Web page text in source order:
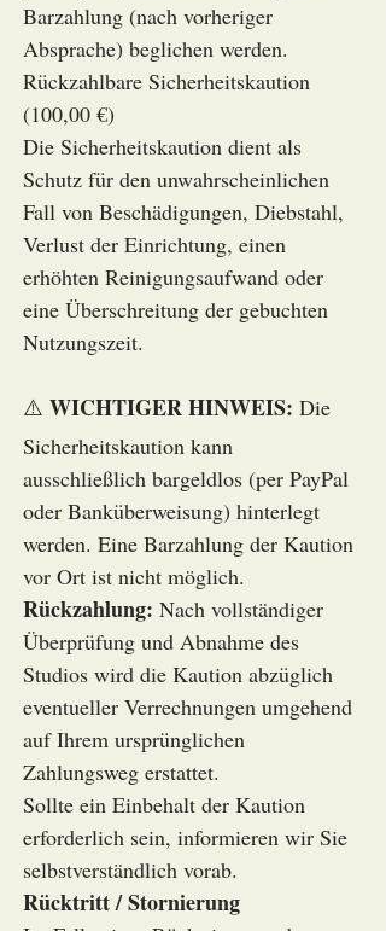
Barzahlung (nach vorheriger
Absprache) beglichen werden.
Rückzahlbare Sicherheitskaution
(100,00 €)
Die Sicherheitskaution dient als
Schutz für den unwahrscheinlichen
Fall von Beschädigungen, Diebstahl,
Verlust der Einrichtung, einen
erhöhten Reinigungsaufwand oder
eine Überschreitung der gebuchten
Nutzungszeit.
⚠️ WICHTIGER HINWEIS: Die
Sicherheitskaution kann
ausschließlich bargeldlos (per PayPal
oder Banküberweisung) hinterlegt
werden. Eine Barzahlung der Kaution
vor Ort ist nicht möglich.
Rückzahlung: Nach vollständiger
Überprüfung und Abnahme des
Studios wird die Kaution abzüglich
eventueller Verrechnungen umgehend
auf Ihrem ursprünglichen
Zahlungsweg erstattet.
Sollte ein Einbehalt der Kaution
erforderlich sein, informieren wir Sie
selbstverständlich vorab.
Rücktritt / Stornierung